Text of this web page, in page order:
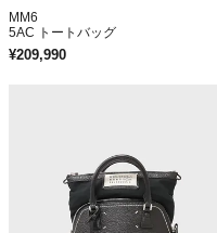
MM6
5AC トートバッグ
¥209,990